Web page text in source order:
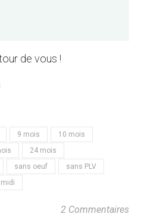
de vous !
9 mois
10 mois
24 mois
sans oeuf
sans PLV
2 Commentaires